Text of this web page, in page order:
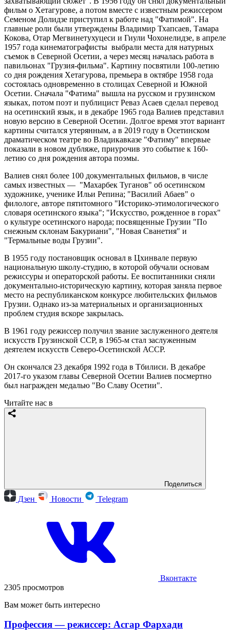
фильм о Хетагурове, а потом вместе с известным режиссером
Семеном Долидзе приступил к работе над "Фатимой". На
главные роли были утверждены Владимир Тхапсаев, Тамара
Кокова, Отар Мегвинетухуцеси и Гиули Чохонелидзе, в апреле
1957 года кинематографисты выбрали места для натурных
съемок в Северной Осетии, а через месяц началась работа в
павильонах "Грузия-фильма". Картину посвятили 100-летию
со дня рождения Хетагурова, премьера в октябре 1958 года
состоялась одновременно в столицах Северной и Южной
Осетии. Сначала "Фатима" вышла на русском и грузинском
языках, потом поэт и публицист Реваз Асаев сделал перевод
на осетинский язык, и в декабре 1965 года Валиев представил
новую версию в Северной Осетии. Долгое время этот вариант
картины считался утерянным, а в 2019 году в Осетинском
драматическом театре во Владикавказе "Фатиму" впервые
показали в новом дубляже, приурочив это событие к 160-
летию со дня рождения автора поэмы.
Валиев снял более 100 документальных фильмов, в числе
самых известных — "Махарбек Туганов" об осетинском
художнике, ученике Ильи Репина; "Василий Абаев" о
филологе, авторе пятитомного "Историко-этимологического
словаря осетинского языка"; "Искусство, рожденное в горах"
о культуре осетинского народа; посвященные Грузии "По
снежным склонам Бакуриани", "Новая Сванетия" и
"Термальные воды Грузии".
В 1955 году постановщик основал в Цхинвале первую
национальную школу-студию, в которой обучали основам
режиссуры и операторской работы. Ее воспитанники сняли
документально-историческую картину, которая заняла первое
место на республиканском конкурсе любительских фильмов
Грузии. Однако из-за материальных и организационных
проблем студия вскоре закрылась.
В 1961 году режиссер получил звание заслуженного деятеля
искусств Грузинской ССР, в 1965-м стал заслуженным
деятелем искусств Северо-Осетинской АССР.
Он скончался 23 декабря 1992 года в Тбилиси. В декабре
2017-го указом главы Северной Осетии Валиев посмертно
был награжден медалью "Во Славу Осетии".
Читайте нас в
Поделиться
Дзен Новости Telegram
Вконтакте
2305 просмотров
Вам может быть интересно
Профессия — режиссер: Асгар Фархади